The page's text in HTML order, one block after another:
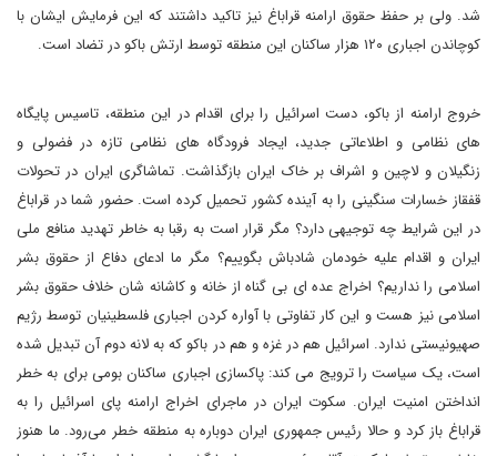
شد. ولی بر حفظ حقوق ارامنه قراباغ نیز تاکید داشتند که این فرمایش ایشان با
کوچاندن اجباری ۱۲۰ هزار ساکنان این منطقه توسط ارتش باکو در تضاد است.
خروج ارامنه از باکو، دست اسرائیل را برای اقدام در این منطقه، تاسیس پایگاه
های نظامی و اطلاعاتی جدید، ایجاد فرودگاه های نظامی تازه در فضولی و
زنگیلان و لاچین و اشراف بر خاک ایران بازگذاشت. تماشاگری ایران در تحولات
قفقاز خسارات سنگینی را به آینده کشور تحمیل کرده است. حضور شما در قراباغ
در این شرایط چه توجیهی دارد؟ مگر قرار است به رقبا به خاطر تهدید منافع ملی
ایران و اقدام علیه خودمان شادباش بگوییم؟ مگر ما ادعای دفاع از حقوق بشر
اسلامی را نداریم؟ اخراج عده ای بی گناه از خانه و کاشانه شان خلاف حقوق بشر
اسلامی نیز هست و این کار تفاوتی با آواره کردن اجباری فلسطینیان توسط رژیم
صهیونیستی ندارد. اسرائیل هم در غزه و هم در باکو که به لانه دوم آن تبدیل شده
است، یک سیاست را ترویج می کند: پاکسازی اجباری ساکنان بومی برای به خطر
انداختن امنیت ایران. سکوت ایران در ماجرای اخراج ارامنه پای اسرائیل را به
قراباغ باز کرد و حالا رئیس جمهوری ایران دوباره به منطقه خطر می‌رود. ما هنوز